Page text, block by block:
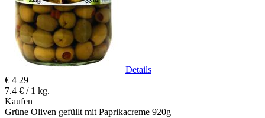
Details
€ 4 29
7.4 € / 1 kg.
Kaufen
Grüne Oliven gefüllt mit Paprikacreme 920g